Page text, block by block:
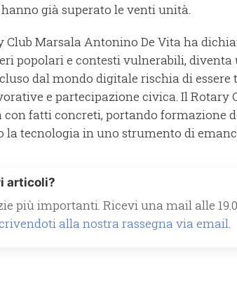
già superato le venti unità.
Club Marsala Antonino De Vita ha
popolari e contesti vulnerabili, diventa
dal mondo digitale rischia di
e partecipazione civica. Il Rotary
con fatti concreti, portando formazione
la tecnologia in uno strumento di
articoli?
più importanti. Ricevi una mail alle
alla nostra rassegna via email.